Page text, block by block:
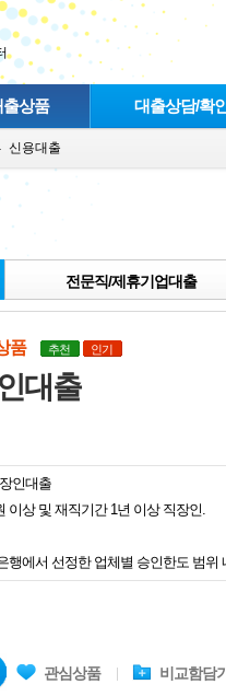
출상품 대출상담/확
신용대출
전문직/제휴기업대출
대출
품 추천 인기
인대출
이상 및 재직기간 1년 이상 직장인.
행에서 선정한 업체별 승인한도 범위
관심상품 비교함담